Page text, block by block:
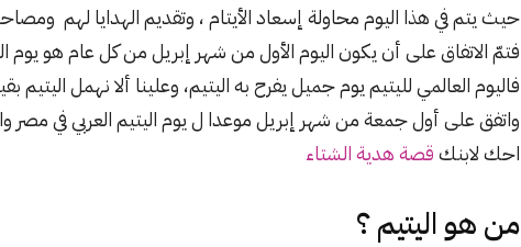
حيث يتم في هذا اليوم محاولة إسعاد الأيتام ، وتقديم الهدايا لهم
فتمّ الاتفاق على أن يكون اليوم الأول من شهر إبريل من كل عام هو يوم
فاليوم العالمي لليتيم يوم جميل يفرح به اليتيم، وعلينا ألا نهمل اليتيم
واتفق على أول جمعة من شهر إبريل موعدا ل يوم اليتيم العربي في مصر
احك لابنكقصة هدية الشتاء
من هو اليتيم؟